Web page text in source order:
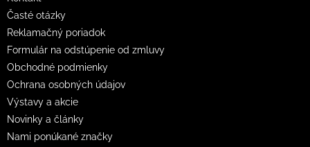
Časté otázky
Reklamačný poriadok
Formulár na odstúpenie od zmluvy
Obchodné podmienky
Ochrana osobných údajov
Výstavy a akcie
Novinky a články
Nami ponúkané značky